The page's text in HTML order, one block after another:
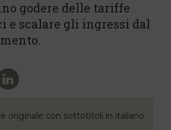
godere delle tariffe
e scalare gli ingressi dal
originale con sottotitoli in italiano